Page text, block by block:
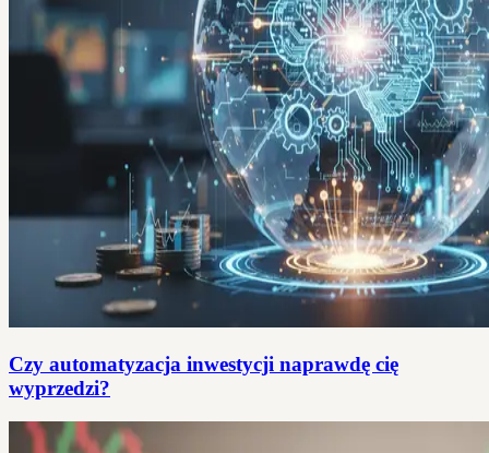
Czy automatyzacja inwestycji naprawdę cię
wyprzedzi?